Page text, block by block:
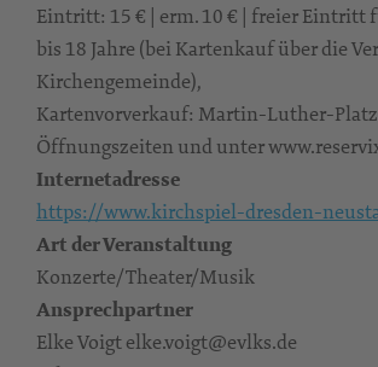
Eintritt: 15 € | erm. 10 € | freier Eintritt
bis 18 Jahre (bei Kartenkauf über die
Kirchengemeinde),
Kartenvorverkauf: Martin-Luther-Platz
Öffnungszeiten und unter
Internetadresse
https://www.kirchspiel-dresden-
Art der Veranstaltung
Konzerte/Theater/Musik
Ansprechpartner
Elke Voigt elke.voigt@evlks.de